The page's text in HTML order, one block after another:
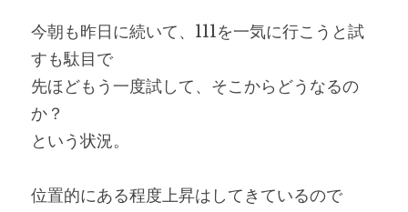
今朝も昨日に続いて、111を一気に行こうと試
すも駄目で
先ほどもう一度試して、そこからどうなるの
か？
という状況。
位置的にある程度上昇はしてきているので